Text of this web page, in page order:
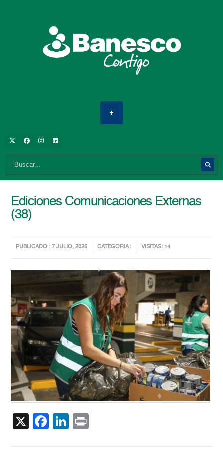
Ediciones Comunicaciones Externas
(38)
PUBLICADO : 7 JULIO, 2026 CATEGORIA : VISITAS: 14
X Facebook
LinkedIn